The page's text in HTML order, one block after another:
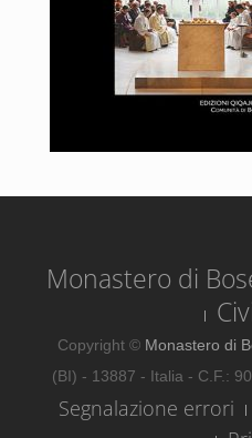
Monastero di
Copyright © Monastero di
(BI) - 13887 - Italia - C.F.:
Segnalazione errori